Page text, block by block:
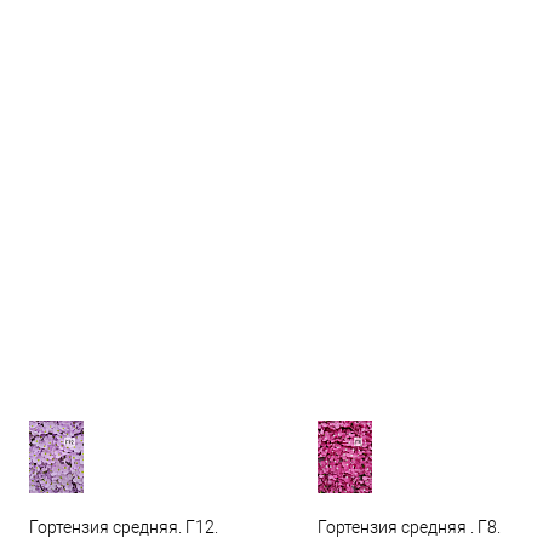
Гортензия средняя. Г12. Гортензия средняя . Г8.